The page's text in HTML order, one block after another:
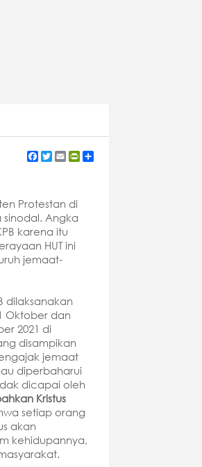
Facebook
TwitterEmailPrintFriendly
Share
Protestan di
sinodal. Angka
karena itu
HUT ini
jemaat-
dilaksanakan
Oktober dan
2021 di
disampikan
jemaat
diperbaharui
dicapai oleh
Kristus
setiap orang
akan
kehidupannya,